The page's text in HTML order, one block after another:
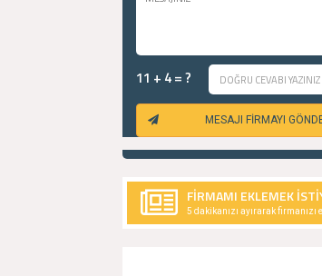
11 + 4 = ?
MESAJI FİRMAYI
FİRMAMI EKLEMEK
5 dakikanızı ayırarak firmanızı